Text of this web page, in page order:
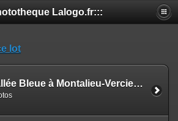
Lalogo.fr:::
lot
La Vallée Bleue à Montalieu-Vercieu - aout 2014